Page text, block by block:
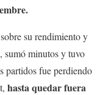
su rendimiento y
sumó minutos y tuvo
partidos fue perdiendo
hasta quedar fuera